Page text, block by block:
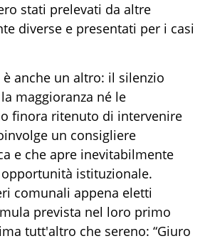
stati prelevati da altre
diverse e presentati per i casi
anche un altro: il silenzio
maggioranza né le
finora ritenuto di intervenire
un consigliere
e che apre inevitabilmente
istituzionale.
comunali appena eletti
prevista nel loro primo
tutt'altro che sereno: “Giuro